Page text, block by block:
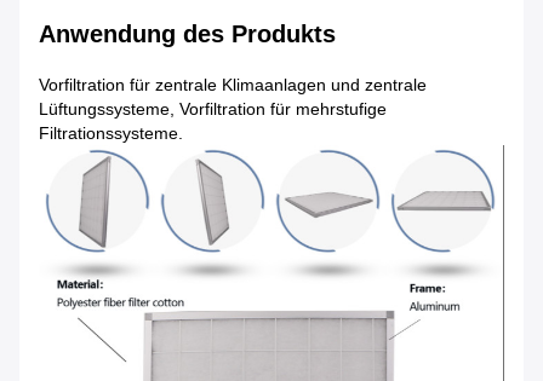
Anwendung des Produkts
Vorfiltration für zentrale Klimaanlagen und zentrale
Lüftungssysteme, Vorfiltration für mehrstufige
Filtrationssysteme.